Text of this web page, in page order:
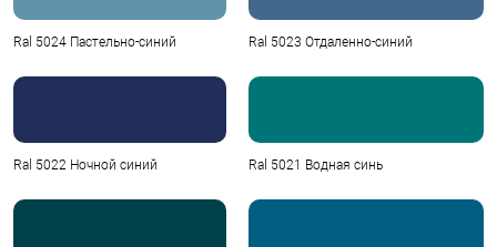
Ral 5024 Пастельно-синий Ral 5023 Отдаленно-синий
Ral 5022 Ночной синий Ral 5021 Водная синь